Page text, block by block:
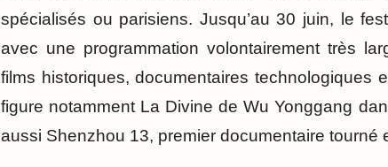
spécialisés ou parisiens. Jusqu’au 30 juin, le
avec une programmation volontairement très
films historiques, documentaires technologiques
figure notamment La Divine de Wu Yonggang
aussi Shenzhou 13, premier documentaire tourné